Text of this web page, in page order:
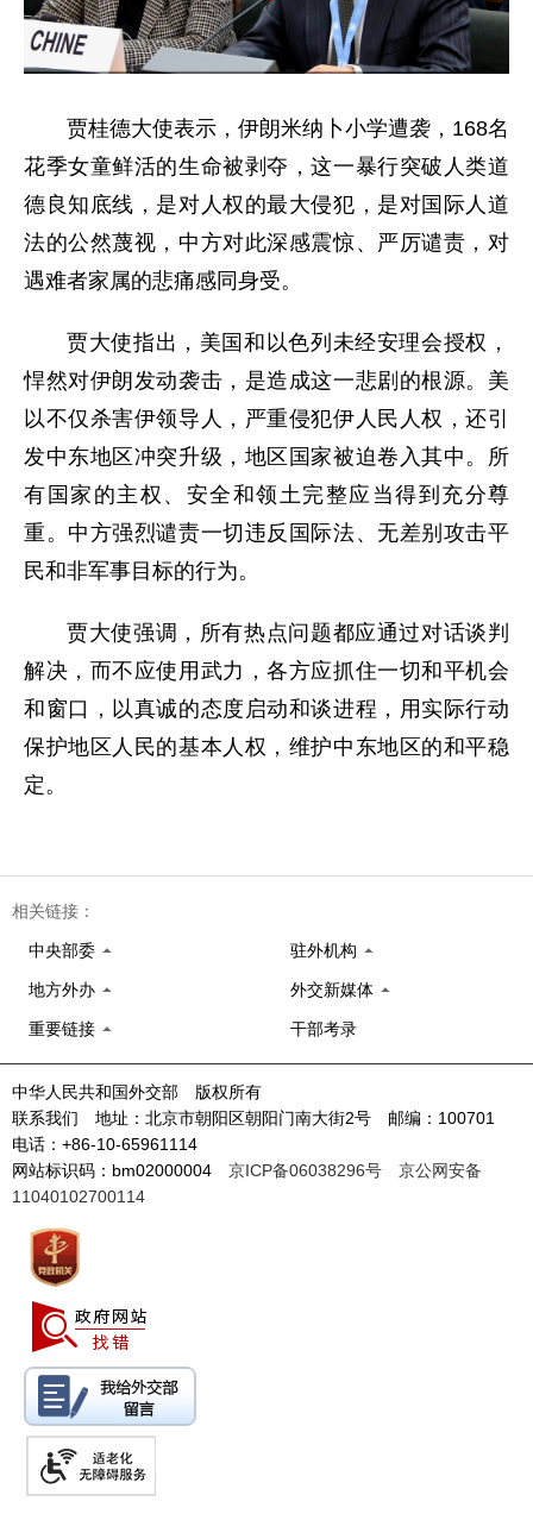
贾桂德大使表示，伊朗米纳卜小学遭袭，168名
花季女童鲜活的生命被剥夺，这一暴行突破人类道
德良知底线，是对人权的最大侵犯，是对国际人道
法的公然蔑视，中方对此深感震惊、严厉谴责，对
遇难者家属的悲痛感同身受。
贾大使指出，美国和以色列未经安理会授权，
悍然对伊朗发动袭击，是造成这一悲剧的根源。美
以不仅杀害伊领导人，严重侵犯伊人民人权，还引
发中东地区冲突升级，地区国家被迫卷入其中。所
有国家的主权、安全和领土完整应当得到充分尊
重。中方强烈谴责一切违反国际法、无差别攻击平
民和非军事目标的行为。
贾大使强调，所有热点问题都应通过对话谈判
解决，而不应使用武力，各方应抓住一切和平机会
和窗口，以真诚的态度启动和谈进程，用实际行动
保护地区人民的基本人权，维护中东地区的和平稳
定。
相关链接：
中央部委 驻外机构
地方外办 外交新媒体
重要链接 干部考录
中华人民共和国外交部 版权所有
联系我们 地址：北京市朝阳区朝阳门南大街2号 邮编：100701
电话：+86-10-65961114
网站标识码：bm02000004 京ICP备06038296号
京公网安备
11040102700114